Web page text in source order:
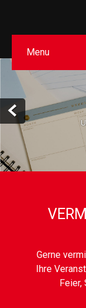
Menu
Gerne
Ihre
Feier,